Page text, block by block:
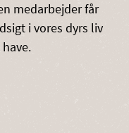
medarbejder får
i vores dyrs liv